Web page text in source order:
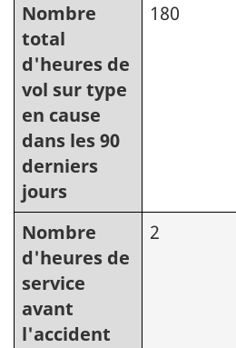
Nombre
total
d'heures de
vol sur type
en cause
dans les 90
derniers
jours
180
Nombre
d'heures de
service
avant
l'accident
2